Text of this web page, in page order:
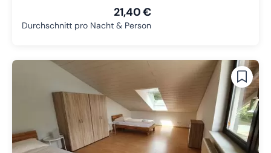
21,40 €
Durchschnitt pro Nacht & Person